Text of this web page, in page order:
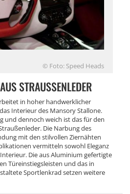
© Foto: Speed Heads
STRAUSSENLEDER
in hoher handwerklicher
Interieur des Mansory Stallone.
und dennoch weich ist das für den
Die Narbung des
mit den stilvollen Ziernähten
vermitteln sowohl Eleganz
Die aus Aluminium gefertigte
Türeinstiegsleisten und das in
Sportlenkrad setzen weitere